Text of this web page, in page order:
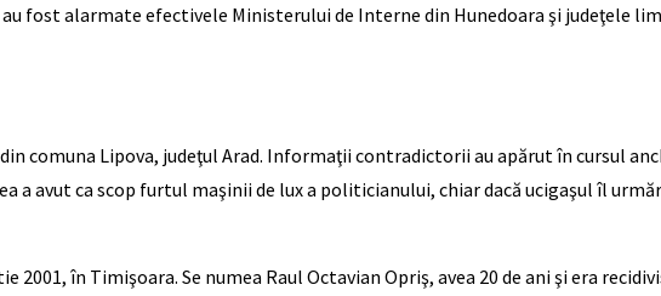
fost alarmate efectivele Ministerului de Interne din Hunedoara şi judeţele
comuna Lipova, judeţul Arad. Informaţii contradictorii au apărut în cursul
a avut ca scop furtul maşinii de lux a politicianului, chiar dacă ucigaşul îl
în Timişoara. Se numea Raul Octavian Opriş, avea 20 de ani şi era